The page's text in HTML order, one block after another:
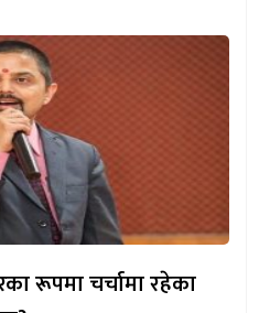
रूपमा चर्चामा रहेका